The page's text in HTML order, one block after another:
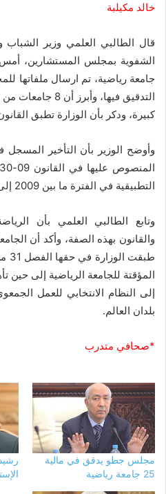
خالد مكيلبة
قال الطالبي العلمي وزير الشباب
جامعة رياضية، تم ارسال ملفاتها
كبيرة، ودكر بأن الوزارة تطبق
وأوضح الوزير بأن التأخير المسجل
التطبيقية في الفترة ما بين 2009 إلى 2019.
وتابع الطالبي العلمي بأن
والقانون بهذه الصفة، وأكد أن
المؤقتة للجامعة الرياضية إلى حين
إلى النظام الانتخابي للعمل
بلدان العالم.
*صحافي متدرب
مجلس جطو يدقق في مالية
25 جامعة رياضية